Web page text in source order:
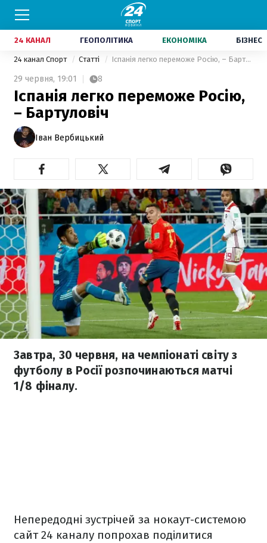
24 КАНАЛ ГЕОПОЛІТИКА ЕКОНОМІКА БІЗНЕС
24 канал Спорт Статті Іспанія легко переможе Росію, – Бартуловіч
29 червня, 19:01 8
Іспанія легко переможе Росію,
– Бартуловіч
Іван Вербицький
Завтра, 30 червня, на чемпіонаті світу з
футболу в Росії розпочинаються матчі
1/8 фіналу.
Непередодні зустрічей за нокаут-системою
сайт 24 каналу попрохав поділитися